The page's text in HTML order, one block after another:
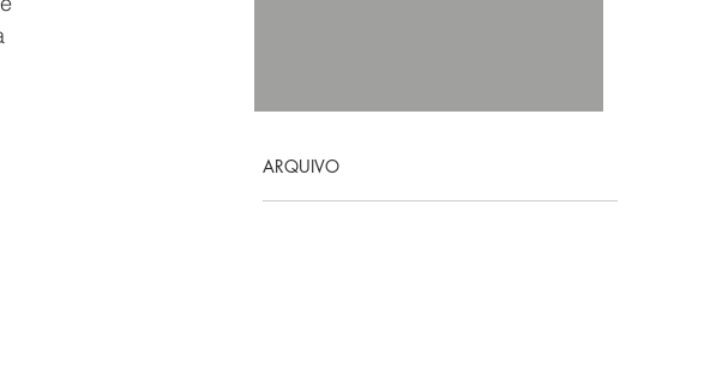
ARQUIVO